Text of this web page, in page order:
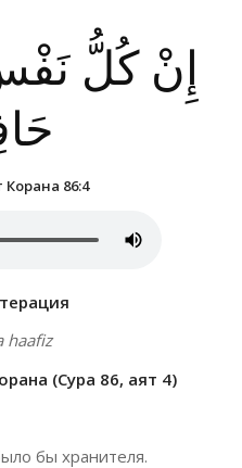
إِنْ كُلُّ
86:4
haafiz
(Сура 86, аят 4)
бы хранителя.